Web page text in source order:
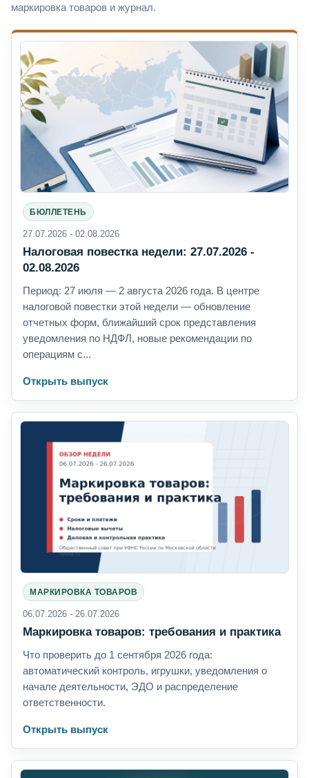
маркировка товаров и журнал.
БЮЛЛЕТЕНЬ
27.07.2026 - 02.08.2026
Налоговая повестка недели: 27.07.2026 -
02.08.2026
Период: 27 июля — 2 августа 2026 года. В центре
налоговой повестки этой недели — обновление
отчетных форм, ближайший срок представления
уведомления по НДФЛ, новые рекомендации по
операциям с...
Открыть выпуск
МАРКИРОВКА ТОВАРОВ
06.07.2026 - 26.07.2026
Маркировка товаров: требования и практика
Что проверить до 1 сентября 2026 года:
автоматический контроль, игрушки, уведомления о
начале деятельности, ЭДО и распределение
ответственности.
Открыть выпуск